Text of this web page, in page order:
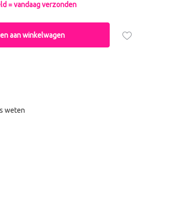
= vandaag verzonden
aan winkelwagen
weten